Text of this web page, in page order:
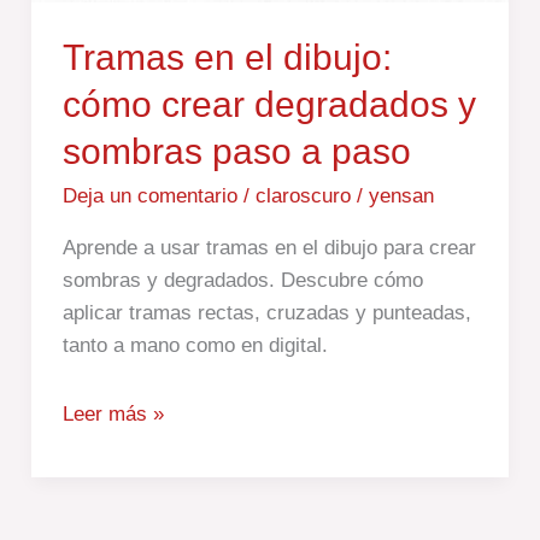
Tramas en el dibujo:
cómo crear degradados y
sombras paso a paso
Deja un comentario / claroscuro/ yensan
Aprende a usar tramas en el dibujo para crear
sombras y degradados. Descubre cómo
aplicar tramas rectas, cruzadas y punteadas,
tanto a mano como en digital.
Leer más »